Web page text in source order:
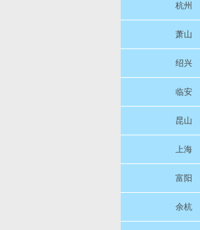
杭州
萧山
绍兴
临安
昆山
上海
富阳
余杭